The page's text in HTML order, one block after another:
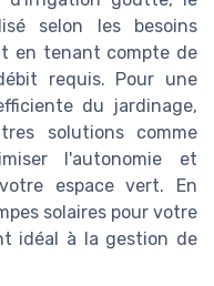
selon les besoins
en tenant compte de
requis. Pour une
du jardinage,
solutions comme
l'autonomie et
espace vert. En
solaires pour votre
idéal à la gestion de